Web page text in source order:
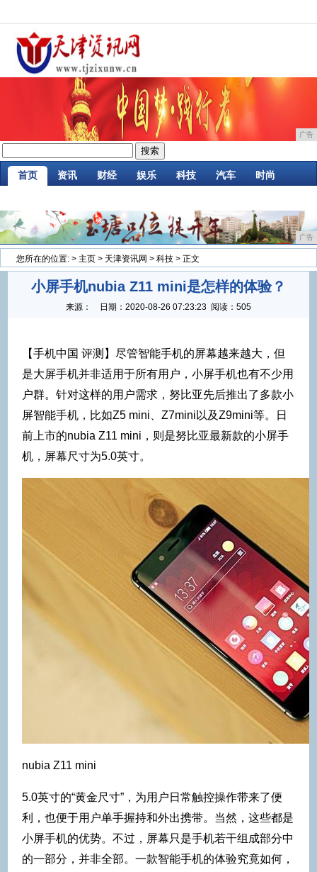
广告
首页 资讯 财经 娱乐 科技 汽车 时尚
广告
您所在的位置: > 主页 > 天津资讯网 > 科技 > 正文
小屏手机nubia Z11 mini是怎样的体验？
来源： 日期： 2020-08-26 07:23:23 阅读：505
【手机中国 评测】尽管智能手机的屏幕越来越大，但
是大屏手机并非适用于所有用户，小屏手机也有不少用
户群。针对这样的用户需求，努比亚先后推出了多款小
屏智能手机，比如Z5 mini、Z7mini以及Z9mini等。日
前上市的nubia Z11 mini，则是努比亚最新款的小屏手
机，屏幕尺寸为5.0英寸。
nubia Z11 mini
5.0英寸的“黄金尺寸”，为用户日常触控操作带来了便
利，也便于用户单手握持和外出携带。当然，这些都是
小屏手机的优势。不过，屏幕只是手机若干组成部分中
的一部分，并非全部。一款智能手机的体验究竟如何，